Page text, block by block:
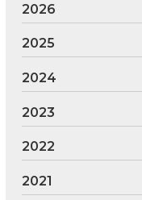
2026
2025
2024
2023
2022
2021